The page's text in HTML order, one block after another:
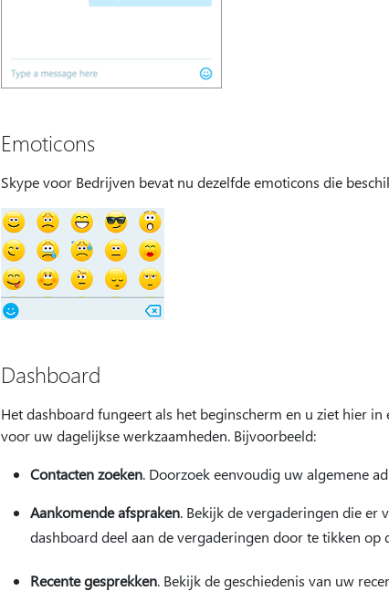
Emoticons
Skype voor Bedrijven bevat nu dezelfde emoticons die
Dashboard
Het dashboard fungeert als het beginscherm en u ziet hier
voor uw dagelijkse werkzaamheden. Bijvoorbeeld:
Contacten zoeken. Doorzoek eenvoudig uw algemene
Aankomende afspraken. Bekijk de vergaderingen die er
dashboard deel aan de vergaderingen door te tikken op
Recente gesprekken. Bekijk de geschiedenis van uw